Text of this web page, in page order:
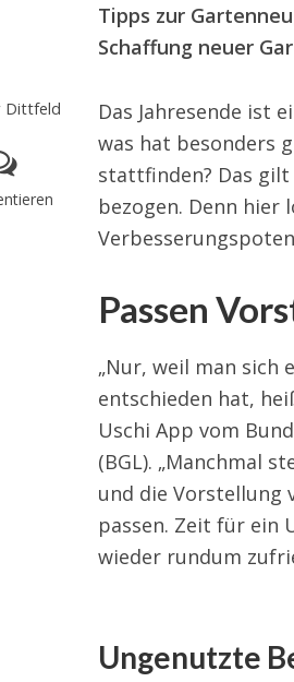
Dittfeld
Tipps zur
Schaffung neuer
Das Jahresende ist
was hat besonders
stattfinden? Das gilt
bezogen. Denn hier
Passen
„Nur, weil man sich
entschieden hat,
Uschi App vom
(BGL). „Manchmal
und die Vorstellung
passen. Zeit für ein
wieder rundum
Ungenutzte